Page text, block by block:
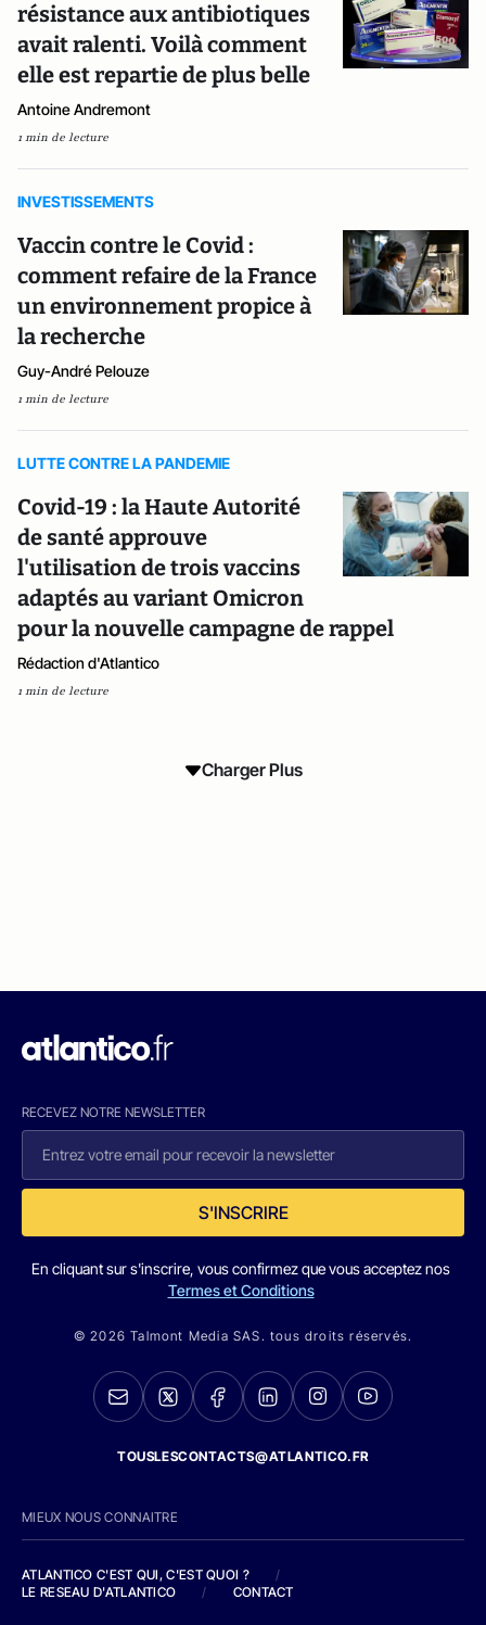
résistance aux antibiotiques
avait ralenti. Voilà comment
elle est repartie de plus belle
Antoine Andremont
1 min de lecture
INVESTISSEMENTS
Vaccin contre le Covid :
comment refaire de la France
un environnement propice à
la recherche
Guy-André Pelouze
1 min de lecture
LUTTE CONTRE LA PANDEMIE
Covid-19 : la Haute Autorité
de santé approuve
l'utilisation de trois vaccins
adaptés au variant Omicron
pour la nouvelle campagne de rappel
Rédaction d'Atlantico
1 min de lecture
Charger Plus
RECEVEZ NOTRE NEWSLETTER
S'INSCRIRE
En cliquant sur s'inscrire, vous confirmez que vous acceptez nos
Termes et Conditions
© 2026 Talmont Media SAS. tous droits réservés.
TOUSLESCONTACTS@ATLANTICO.FR
MIEUX NOUS CONNAITRE
ATLANTICO C'EST QUI, C'EST QUOI ?
/
LE RESEAU D'ATLANTICO
/ CONTACT